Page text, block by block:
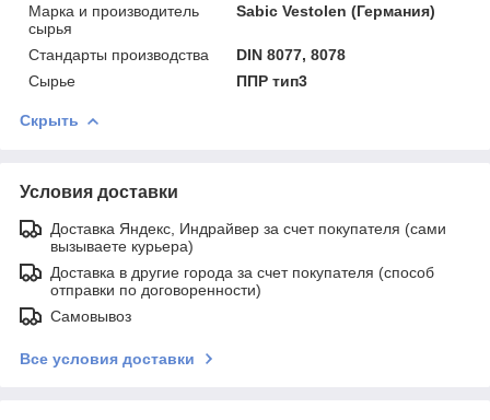
Марка и производитель
сырья
Sabic Vestolen (Германия)
Стандарты производства
DIN 8077, 8078
Сырье
ППР тип3
Скрыть
Условия доставки
Доставка Яндекс, Индрайвер за счет покупателя (сами
вызываете курьера)
Доставка в другие города за счет покупателя (способ
отправки по договоренности)
Самовывоз
Все условия доставки